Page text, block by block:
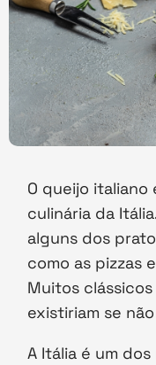
O queijo
culinária da
alguns dos
como as pizzas
Muitos
existiriam se
A Itália é um